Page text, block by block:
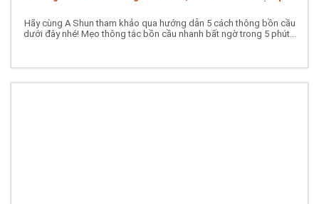
Hãy cùng A Shun tham khảo qua hướng dẫn 5 cách thông bồn cầu
dưới đây nhé! Mẹo thông tắc bồn cầu nhanh bất ngờ trong 5 phút...